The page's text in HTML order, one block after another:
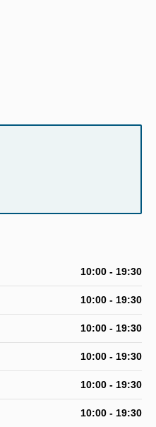
10:00 - 19:30
10:00 - 19:30
10:00 - 19:30
10:00 - 19:30
10:00 - 19:30
10:00 - 19:30